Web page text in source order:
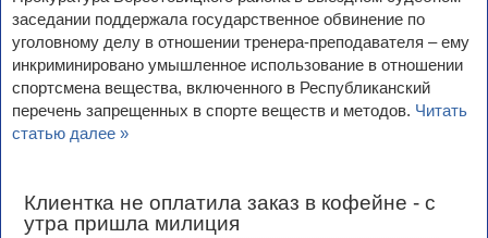
заседании поддержала государственное обвинение по
уголовному делу в отношении тренера-преподавателя – ему
инкриминировано умышленное использование в отношении
спортсмена вещества, включенного в Республиканский
перечень запрещенных в спорте веществ и методов. Читать
статью далее »
Клиентка не оплатила заказ в кофейне - с
утра пришла милиция